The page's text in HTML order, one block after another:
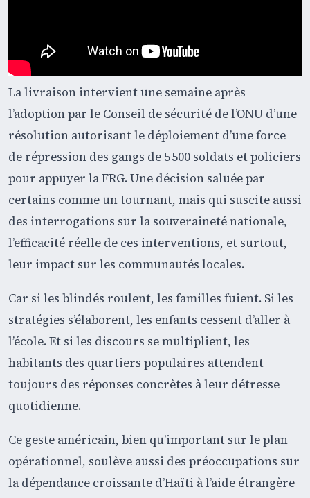
La livraison intervient une semaine après
l’adoption par le Conseil de sécurité de l’ONU d’une
résolution autorisant le déploiement d’une force
de répression des gangs de 5 500 soldats et policiers
pour appuyer la FRG. Une décision saluée par
certains comme un tournant, mais qui suscite aussi
des interrogations sur la souveraineté nationale,
l’efficacité réelle de ces interventions, et surtout,
leur impact sur les communautés locales.
Car si les blindés roulent, les familles fuient. Si les
stratégies s’élaborent, les enfants cessent d’aller à
l’école. Et si les discours se multiplient, les
habitants des quartiers populaires attendent
toujours des réponses concrètes à leur détresse
quotidienne.
Ce geste américain, bien qu’important sur le plan
opérationnel, soulève aussi des préoccupations sur
la dépendance croissante d’Haïti à l’aide étrangère